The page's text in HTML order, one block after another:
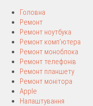
Головна
Ремонт
Ремонт ноутбука
Ремонт комп’ютера
Ремонт моноблока
Ремонт телефонів
Ремонт планшету
Ремонт монітора
Apple
Налаштування